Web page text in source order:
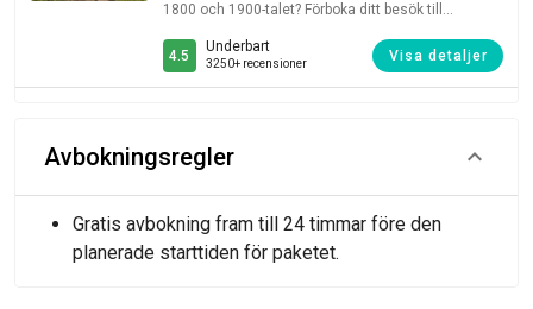
1800 och 1900-talet? Förboka ditt besök till
friluftsmuseum från 1923 och ta reda på det!
4.5
Underbart
3250+ recensioner Visa detaljer
Avbokningsregler
Gratis avbokning fram till 24 timmar före den
planerade starttiden för paketet.